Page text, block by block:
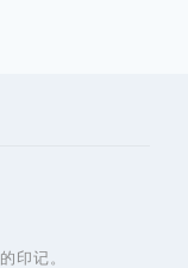
印记。